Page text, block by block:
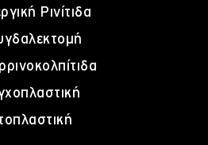
Ρινίτιδα